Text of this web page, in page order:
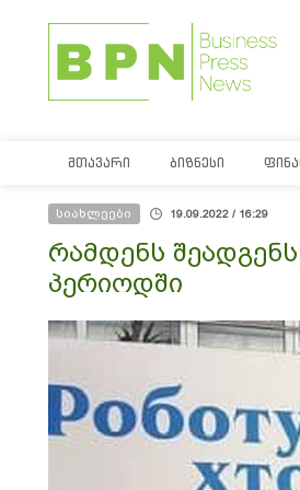
ᲛᲗᲐᲕᲐᲠᲘ ᲑᲘᲖᲜᲔᲡᲘ
სიახლეები 19.09.2022 / 16:29
რამდენს
პერიოდში